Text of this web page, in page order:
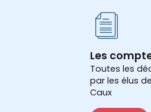
Les
Toutes les
par les élus
Caux